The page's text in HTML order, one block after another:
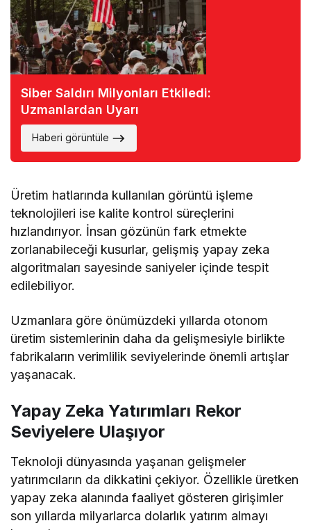
Siber Saldırı Milyonları Etkiledi:
Uzmanlardan Uyarı
Haberi görüntüle
Üretim hatlarında kullanılan görüntü işleme
teknolojileri ise kalite kontrol süreçlerini
hızlandırıyor. İnsan gözünün fark etmekte
zorlanabileceği kusurlar, gelişmiş yapay zeka
algoritmaları sayesinde saniyeler içinde tespit
edilebiliyor.
Uzmanlara göre önümüzdeki yıllarda otonom
üretim sistemlerinin daha da gelişmesiyle birlikte
fabrikaların verimlilik seviyelerinde önemli artışlar
yaşanacak.
Yapay Zeka Yatırımları Rekor
Seviyelere Ulaşıyor
Teknoloji dünyasında yaşanan gelişmeler
yatırımcıların da dikkatini çekiyor. Özellikle üretken
yapay zeka alanında faaliyet gösteren girişimler
son yıllarda milyarlarca dolarlık yatırım almayı